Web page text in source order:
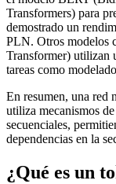
Transformers) para
demostrado un
PLN. Otros modelos
Transformer) utilizan
tareas como
En resumen, una red
utiliza mecanismos
secuenciales,
dependencias en la
¿Qué es un